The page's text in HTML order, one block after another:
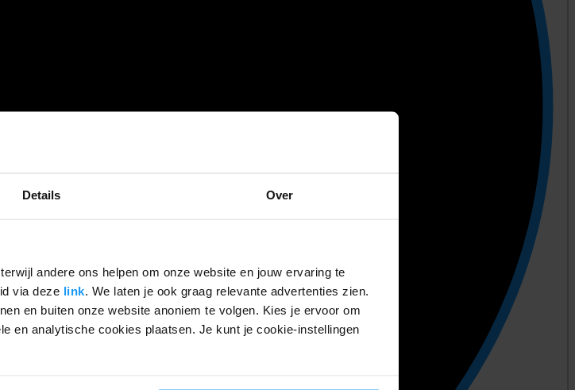
Details Over
andere ons helpen om onze website en jouw ervaring te
via deze link. We laten je ook graag relevante advertenties zien.
en buiten onze website anoniem te volgen. Kies je ervoor om
en analytische cookies plaatsen. Je kunt je cookie-instellingen